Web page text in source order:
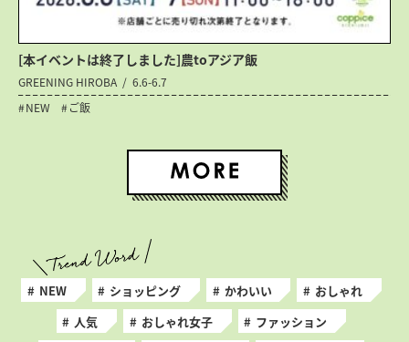
[本イベントは終了しました]農toアジア飯
GREENING HIROBA
6.6-6.7
NEW
ご飯
NEW ショッピング かわいい
おしゃれ
人気
おしゃれ女子
ファッション